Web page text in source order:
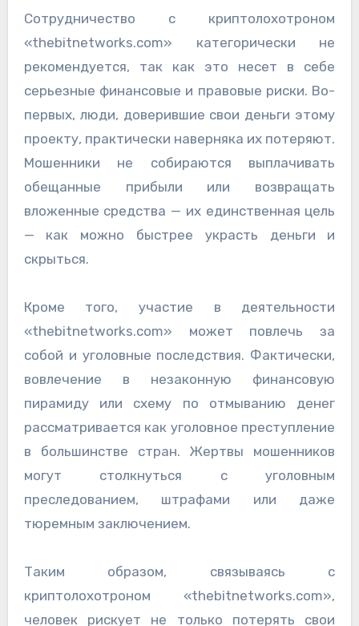
Сотрудничество с криптолохотроном
«thebitnetworks.com» категорически не
рекомендуется, так как это несет в себе
серьезные финансовые и правовые риски. Во-
первых, люди, доверившие свои деньги этому
проекту, практически наверняка их потеряют.
Мошенники не собираются выплачивать
обещанные прибыли или возвращать
вложенные средства — их единственная цель
— как можно быстрее украсть деньги и
скрыться.
Кроме того, участие в деятельности
«thebitnetworks.com» может повлечь за
собой и уголовные последствия. Фактически,
вовлечение в незаконную финансовую
пирамиду или схему по отмыванию денег
рассматривается как уголовное преступление
в большинстве стран. Жертвы мошенников
могут столкнуться с уголовным
преследованием, штрафами или даже
тюремным заключением.
Таким образом, связываясь с
криптолохотроном «thebitnetworks.com»,
человек рискует не только потерять свои